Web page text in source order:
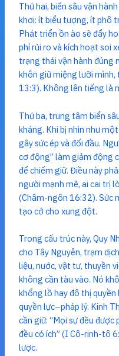
Thứ hai, biển sâu vận
khơi: ít biểu tượng, ít phô
Phát triển ồn ào sẽ đẩy
phí rủi ro và kích hoạt soi
trạng thái vận hành đúng
khôn giữ miệng lưỡi
13:3). Không lên tiếng là
Thứ ba, trung tâm biển
kháng. Khi bị nhìn như
gây sức ép và đối đầu.
cơ động” làm giảm động
để chiếm giữ. Điều này
người mạnh mẽ, ai cai trị
(Châm-ngôn 16:32). Sức
tạo cớ cho xung đột.
Trong cấu trúc này, Quy
cho Tây Nguyên, trạm
liệu, nước, vật tư, thuyền
không cần tàu vào. Nó
khổng lồ hay đô thị
quyền lực–pháp lý. Kinh
cần giữ: “Mọi sự đều
đều có ích” (I Cô-rinh-tô
lược.